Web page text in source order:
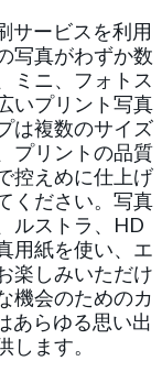
サービスを利用
写真がわずか数
ミニ、フォトス
いプリント写真
は複数のサイズ
プリントの品質
控えめに仕上げ
ください。写真
ルストラ、HD
用紙を使い、エ
楽しみいただけ
機会のためのカ
あらゆる思い出
ます。